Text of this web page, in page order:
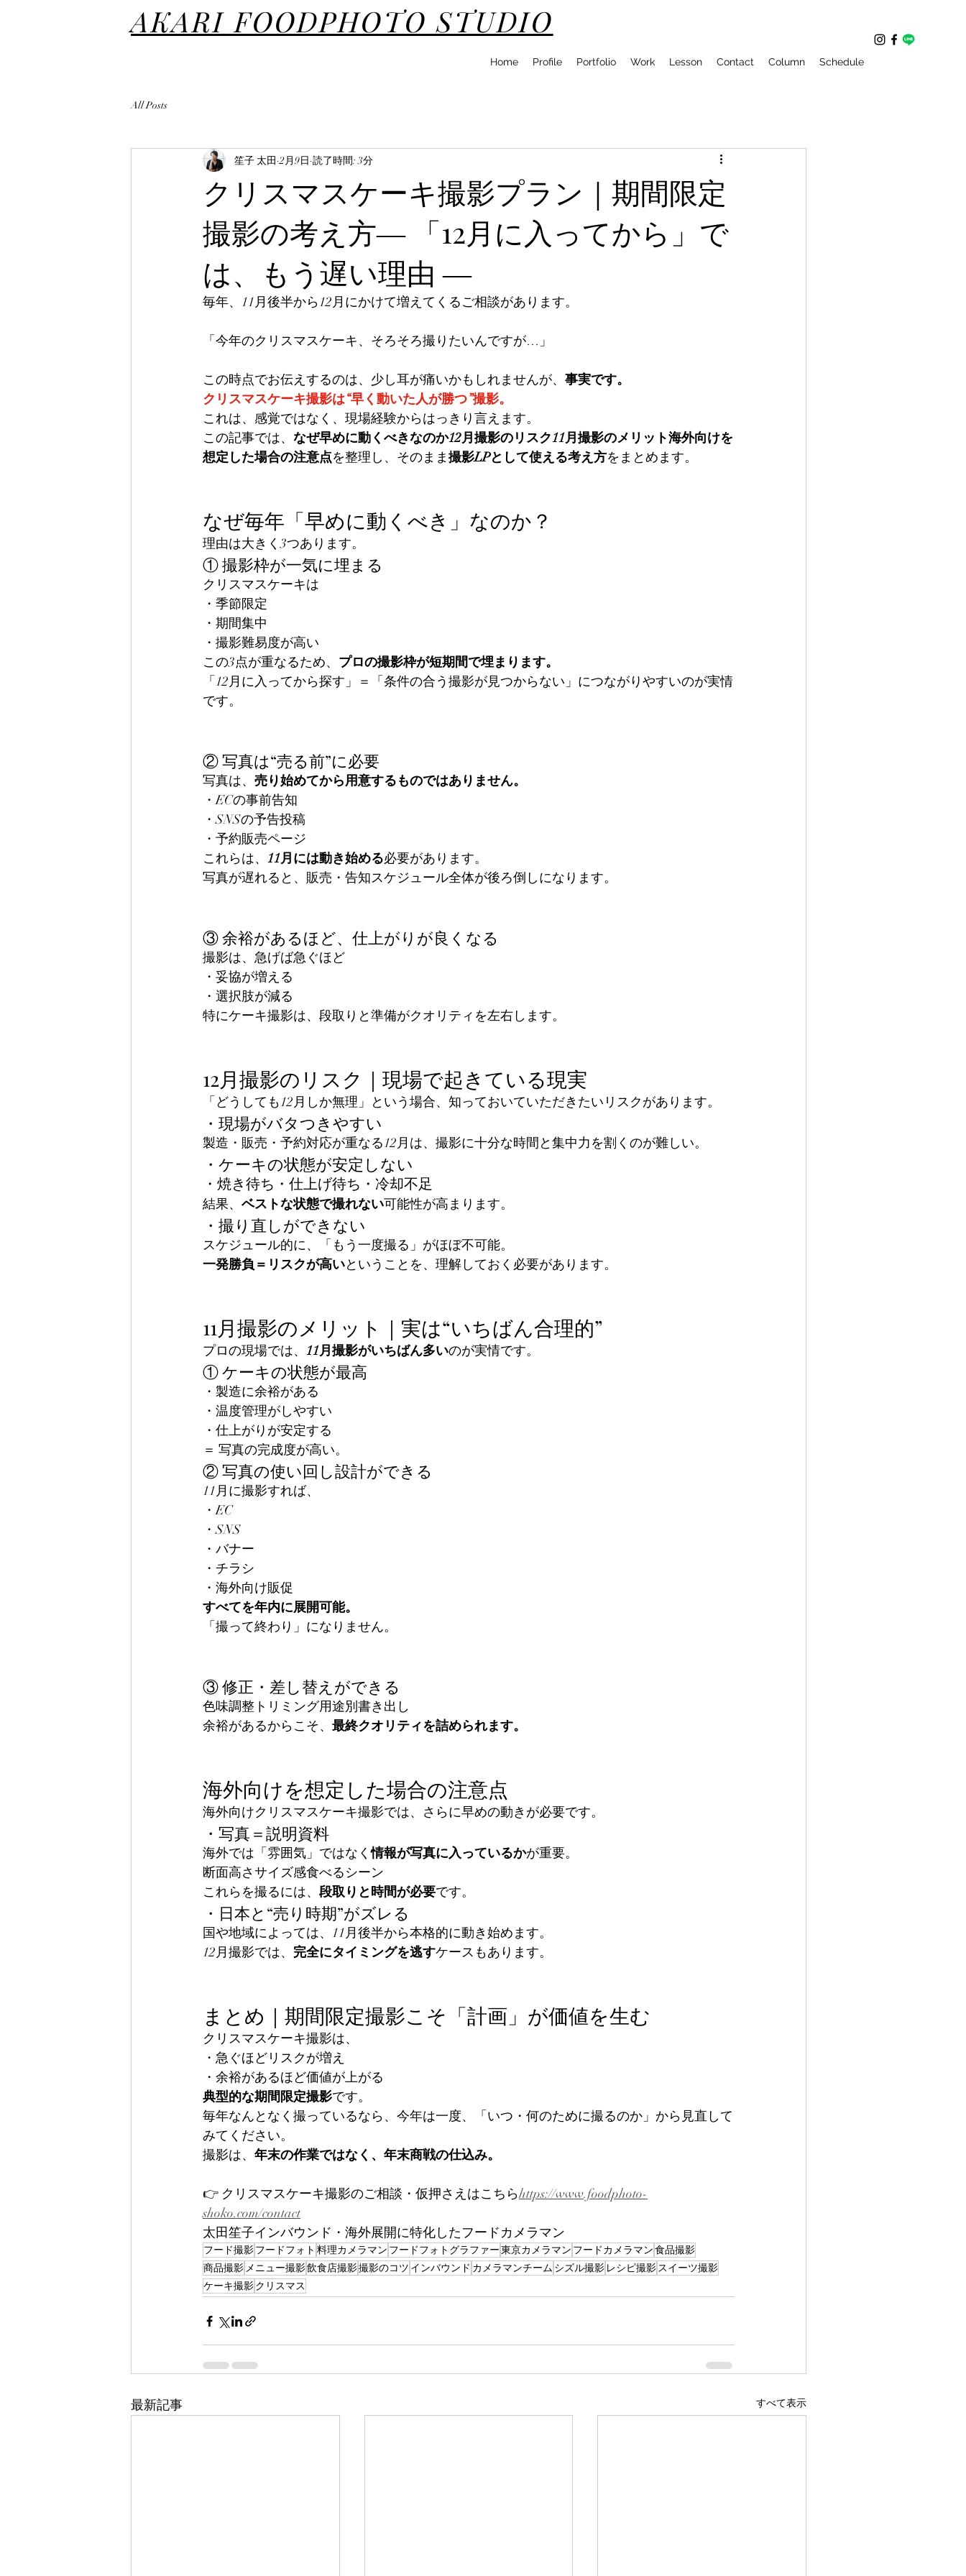
AKARI FOODPHOTO STUDIO
Home Profile Portfolio Work Lesson Contact Column Schedule
All Posts
クリスマスケーキ撮影プラン｜期間限定
撮影の考え方― 「12月に入ってから」で
は、もう遅い理由 ―
笙子 太田 2月9日 読了時間: 3分
毎年、11月後半から12月にかけて増えてくるご相談があります。
「今年のクリスマスケーキ、そろそろ撮りたいんですが…」
この時点でお伝えするのは、少し耳が痛いかもしれませんが、 事実です。
クリスマスケーキ撮影は“早く動いた人が勝つ”撮影。
これは、感覚ではなく、現場経験からはっきり言えます。
この記事では、 なぜ早めに動くべきなのか12月撮影のリスク11月撮影のメリット海外向けを
想定した場合の注意点を整理し、そのまま撮影LPとして使える考え方をまとめます。
なぜ毎年「早めに動くべき」なのか？
理由は大きく3つあります。
① 撮影枠が一気に埋まる
クリスマスケーキは
・季節限定
・期間集中
・撮影難易度が高い
この3点が重なるため、 プロの撮影枠が短期間で埋まります。
「12月に入ってから探す」＝「条件の合う撮影が見つからない」につながりやすいのが実情
です。
② 写真は“売る前”に必要
写真は、 売り始めてから用意するものではありません。
・ECの事前告知
・SNSの予告投稿
・予約販売ページ
これらは、 11月には動き始める必要があります。
写真が遅れると、販売・告知スケジュール全体が後ろ倒しになります。
③ 余裕があるほど、仕上がりが良くなる
撮影は、急げば急ぐほど
・妥協が増える
・選択肢が減る
特にケーキ撮影は、段取りと準備がクオリティを左右します。
12月撮影のリスク｜現場で起きている現実
「どうしても12月しか無理」という場合、知っておいていただきたいリスクがあります。
・現場がバタつきやすい
製造・販売・予約対応が重なる12月は、撮影に十分な時間と集中力を割くのが難しい。
・ケーキの状態が安定しない
・焼き待ち・仕上げ待ち・冷却不足
結果、 ベストな状態で撮れない可能性が高まります。
・撮り直しができない
スケジュール的に、「もう一度撮る」がほぼ不可能。
一発勝負＝リスクが高いということを、理解しておく必要があります。
11月撮影のメリット｜実は“いちばん合理的”
プロの現場では、 11月撮影がいちばん多いのが実情です。
① ケーキの状態が最高
・製造に余裕がある
・温度管理がしやすい
・仕上がりが安定する
＝ 写真の完成度が高い。
② 写真の使い回し設計ができる
11月に撮影すれば、
・EC
・SNS
・バナー
・チラシ
・海外向け販促
すべてを年内に展開可能。
「撮って終わり」になりません。
③ 修正・差し替えができる
色味調整トリミング用途別書き出し
余裕があるからこそ、 最終クオリティを詰められます。
海外向けを想定した場合の注意点
海外向けクリスマスケーキ撮影では、さらに早めの動きが必要です。
・写真＝説明資料
海外では「雰囲気」ではなく情報が写真に入っているかが重要。
断面高さサイズ感食べるシーン
これらを撮るには、 段取りと時間が必要です。
・日本と“売り時期”がズレる
国や地域によっては、11月後半から本格的に動き始めます。
12月撮影では、 完全にタイミングを逃すケースもあります。
まとめ｜期間限定撮影こそ「計画」が価値を生む
クリスマスケーキ撮影は、
・急ぐほどリスクが増え
・余裕があるほど価値が上がる
典型的な期間限定撮影です。
毎年なんとなく撮っているなら、今年は一度、「いつ・何のために撮るのか」から見直して
みてください。
撮影は、 年末の作業ではなく、年末商戦の仕込み。
👉 クリスマスケーキ撮影のご相談・仮押さえはこちらhttps://www.foodphoto-
shoko.com/contact
太田笙子インバウンド・海外展開に特化したフードカメラマン
フード撮影フードフォト 料理カメラマン フードフォトグラファー東京カメラマン フードカメラマン食品撮影
商品撮影 メニュー撮影飲食店撮影撮影のコツ インバウンド カメラマンチーム シズル撮影 レシピ撮影 スイーツ撮影
ケーキ撮影クリスマス
最新記事 すべて表示